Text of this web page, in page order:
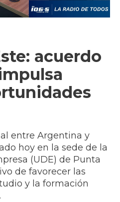
acuerdo
entre Argentina y
hoy en la sede de la
(UDE) de Punta
de favorecer las
y la formación